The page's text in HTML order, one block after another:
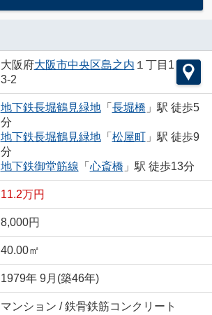
大阪府大阪市中央区島之内 １丁目1
3-2
地下鉄長堀鶴見緑地「 長堀橋 」駅 徒歩5
分
地下鉄長堀鶴見緑地「 松屋町」駅 徒歩9
分
地下鉄御堂筋線 「 心斎橋 」駅 徒歩13分
11.2万円
8,000円
40.00㎡
1979年 9月(築46年)
マンション / 鉄骨鉄筋コンクリート